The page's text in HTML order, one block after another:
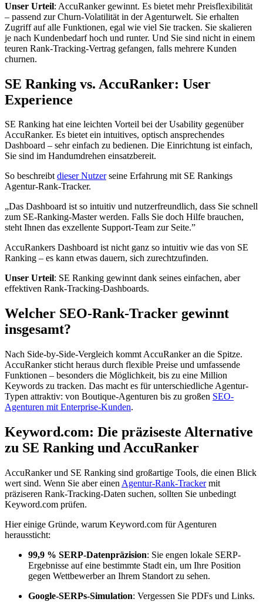
Unser Urteil: AccuRanker gewinnt. Es bietet mehr Preisflexibilität
– passend zur Churn-Volatilität in der Agenturwelt. Sie erhalten
Zugriff auf alle Funktionen, egal wie viel Sie tracken. Sie skalieren
je nach Kundenbedarf hoch und runter. Und Sie sind nicht in einem
teuren Rank-Tracking-Vertrag gefangen, falls mehrere Kunden
churnen.
SE Ranking vs. AccuRanker: User
Experience
SE Ranking hat eine leichten Vorteil bei der Usability gegenüber
AccuRanker. Es bietet ein intuitives, optisch ansprechendes
Dashboard – sehr einfach zu bedienen. Die Einrichtung ist einfach,
Sie sind im Handumdrehen einsatzbereit.
So beschreibtdieser Nutzerseine Erfahrung mit SE Rankings
Agentur-Rank-Tracker.
„Das Dashboard ist so intuitiv und nutzerfreundlich, dass Sie schnell
zum SE-Ranking-Master werden. Falls Sie doch Hilfe brauchen,
steht Ihnen das exzellente Support-Team zur Seite.”
AccuRankers Dashboard ist nicht ganz so intuitiv wie das von SE
Ranking – es kann etwas dauern, sich zurechtzufinden.
Unser Urteil: SE Ranking gewinnt dank seines einfachen, aber
effektiven Rank-Tracking-Dashboards.
Welcher SEO-Rank-Tracker gewinnt
insgesamt?
Nach Side-by-Side-Vergleich kommt AccuRanker an die Spitze.
AccuRanker sticht heraus durch flexible Preise und umfassende
Funktionen – besonders die Möglichkeit, bis zu eine Million
Keywords zu tracken. Das macht es für unterschiedliche Agentur-
Typen attraktiv: von Boutique-Agenturen bis zu großen SEO-
Agenturen mit Enterprise-Kunden.
Keyword.com: Die präziseste Alternative
zu SE Ranking und AccuRanker
AccuRanker und SE Ranking sind großartige Tools, die einen Blick
wert sind. Wenn Sie aber einen Agentur-Rank-Trackermit
präziseren Rank-Tracking-Daten suchen, sollten Sie unbedingt
Keyword.com prüfen.
Hier einige Gründe, warum Keyword.com für Agenturen
heraussticht:
99,9 % SERP-Datenpräzision: Sie engen lokale SERP-
Ergebnisse auf eine bestimmte Stadt ein, um Ihre Position
gegen Wettbewerber an Ihrem Standort zu sehen.
Google-SERPs-Simulation: Vergessen Sie PDFs und Links.